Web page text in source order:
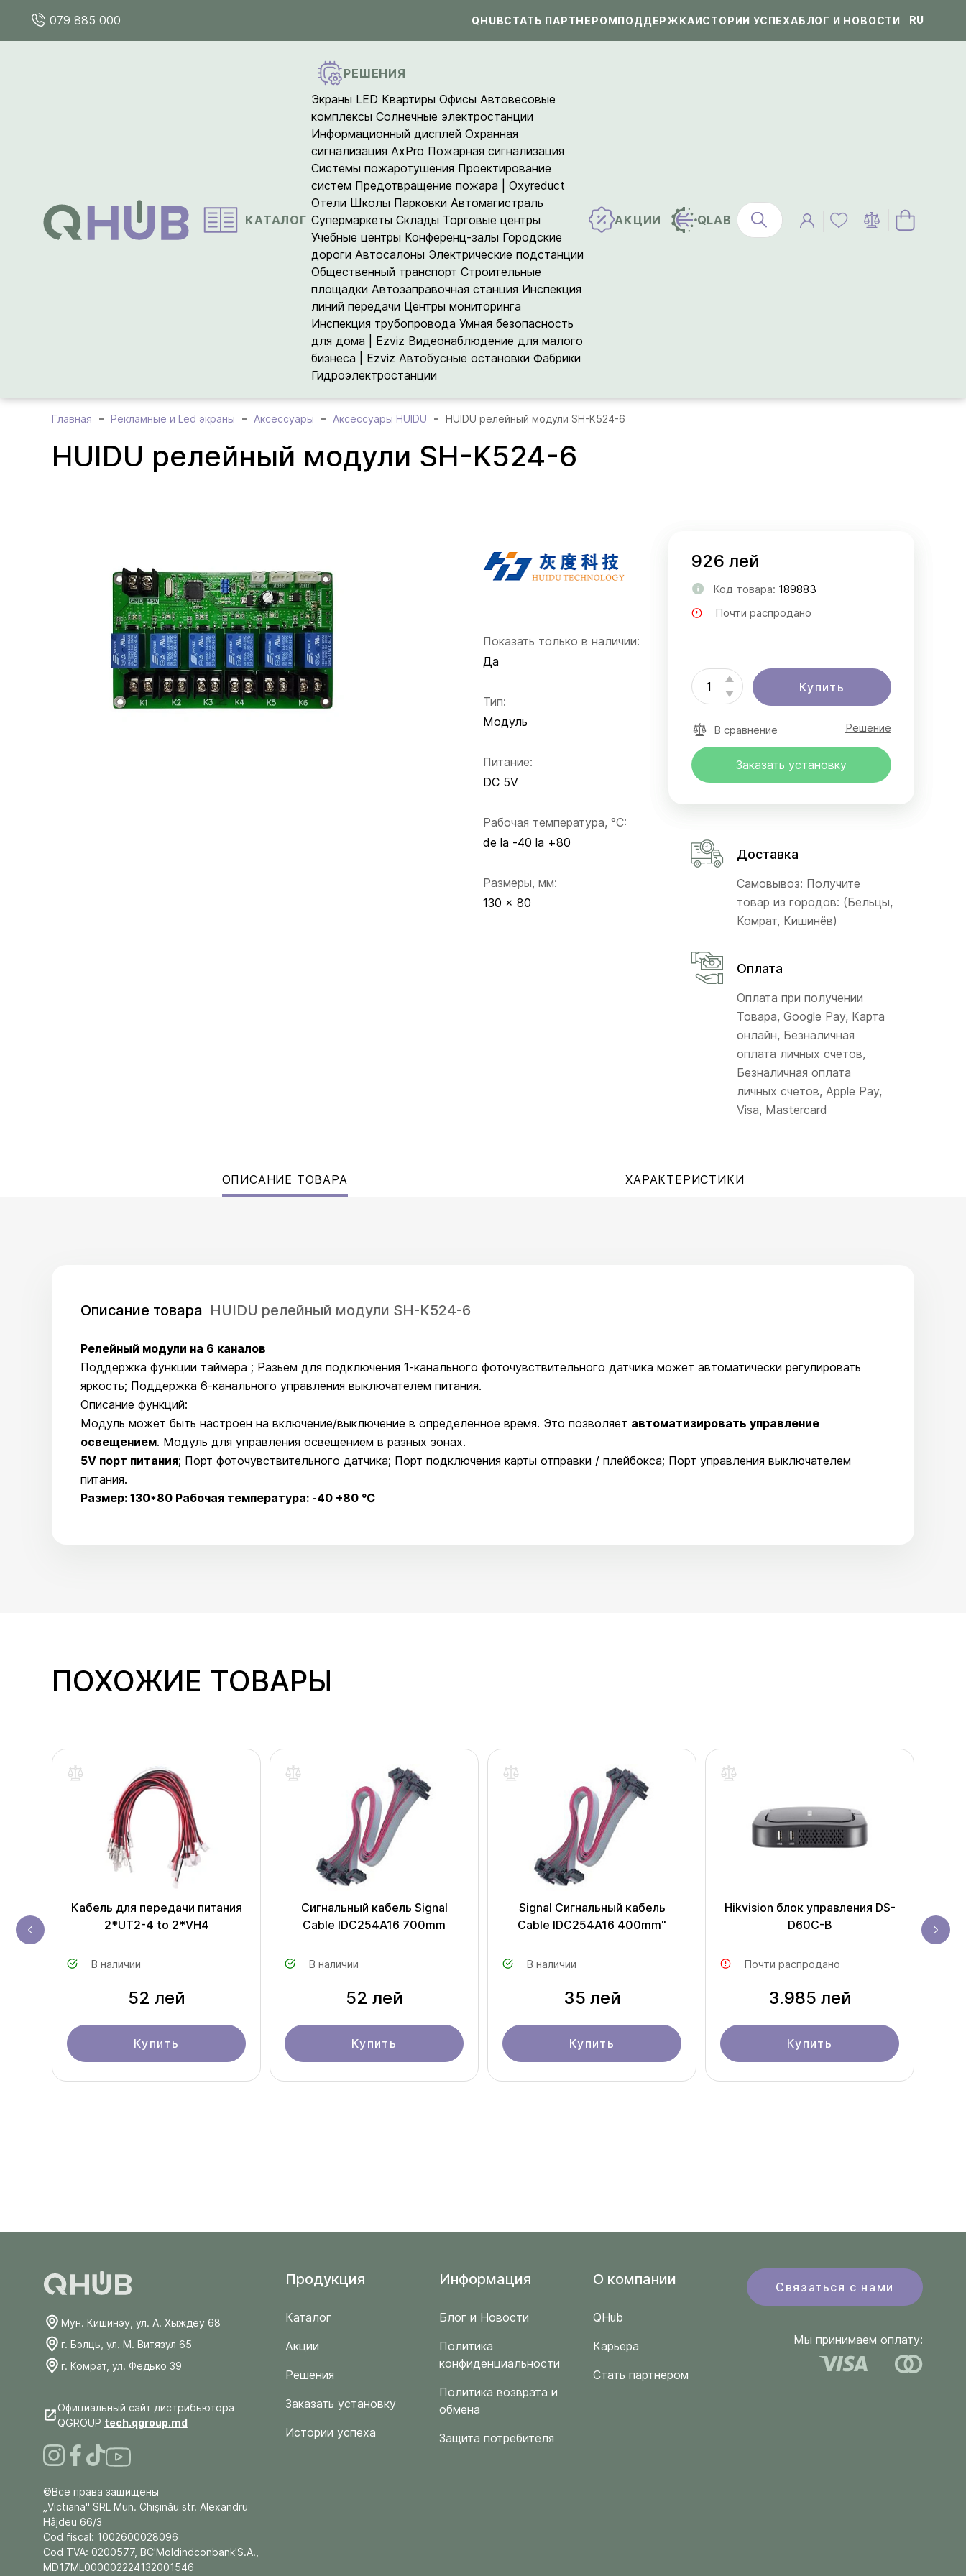
079 885 000 QHUBСТАТЬ ПАРТНЕРОМПОДДЕРЖКАИСТОРИИ УСПЕХАБЛОГ И НОВОСТИ RU
КАТАЛОГ
РЕШЕНИЯ
Экраны LED Квартиры Офисы Автовесовые
комплексыСолнечные электростанции
Информационный дисплей Охранная
сигнализация AxPro Пожарная сигнализация
Системы пожаротушения Проектирование
систем Предотвращение пожара | Oxyreduct
Отели Школы Парковки Автомагистраль
Супермаркеты Склады Торговые центры
Учебные центры Конференц-залы Городские
дороги Автосалоны Электрические подстанции
Общественный транспорт Строительные
площадки Автозаправочная станция Инспекция
линий передачи Центры мониторинга
Инспекция трубопровода Умная безопасность
для дома | Ezviz Видеонаблюдение для малого
бизнеса | Ezviz Автобусные остановки Фабрики
Гидроэлектростанции
АКЦИИ QLAB
Главная Рекламные и Led экраны Аксессуары Аксессуары HUIDU HUIDU релейный модули SH-K524-6
HUIDU релейный модули SH-K524-6
Показать только в наличии:
Да
Тип:
Модуль
Питание:
DC 5V
Рабочая температура, °C:
de la -40 la +80
Размеры, мм:
130 x 80
926 лей
Код товара: 189883
Почти распродано
Купить
В сравнение Решение
Заказать установку
Доставка
Самовывоз: Получите
товар из городов: (Бельцы,
Комрат, Кишинёв)
Оплата
Оплата при получении
Товара, Google Pay, Карта
онлайн, Безналичная
оплата личных счетов,
Безналичная оплата
личных счетов, Apple Pay,
Visa, Mastercard
ОПИСАНИЕ ТОВАРА ХАРАКТЕРИСТИКИ
Описание товара HUIDU релейный модули SH-K524-6
Релейный модули на 6 каналов
Поддержка функции таймера ; Разьем для подключения 1-канального фоточувствительного датчика может автоматически регулировать
яркость; Поддержка 6-канального управления выключателем питания.
Описание функций:
Модуль может быть настроен на включение/выключение в определенное время. Это позволяет автоматизировать управление
освещением. Модуль для управления освещением в разных зонах.
5V порт питания; Порт фоточувствительного датчика; Порт подключения карты отправки / плейбокса; Порт управления выключателем
питания.
Размер: 130*80 Рабочая температура: -40 +80 ℃
ПОХОЖИЕ ТОВАРЫ
Кабель для передачи питания
2*UT2-4 to 2*VH4
В наличии
52 лей
Купить
Сигнальный кабель Signal
Cable IDC254A16 700mm
В наличии
52 лей
Купить
Signal Сигнальный кабель
Cable IDC254A16 400mm"
В наличии
35 лей
Купить
Hikvision блок управления DS-
D60C-B
Почти распродано
3.985 лей
Купить
Мун. Кишинэу, ул. А. Хыждеу 68
г. Бэлць, ул. М. Витязул 65
г. Комрат, ул. Федько 39
Официальный сайт дистрибьютора
QGROUP tech.qgroup.md
©Все права защищены
„Victiana" SRL Mun. Chişinău str. Alexandru
Hâjdeu 66/3
Cod fiscal: 1002600028096
Cod TVA: 0200577, BC'Moldindconbank'S.A.,
MD17ML000002224132001546
Продукция
Каталог
Акции
Решения
Заказать установку
Истории успеха
Информация
Блог и Новости
Политика
конфиденциальности
Политика возврата и
обмена
Защита потребителя
O компании
QHub
Карьера
Стать партнером
Связаться с нами
Мы принимаем оплату: